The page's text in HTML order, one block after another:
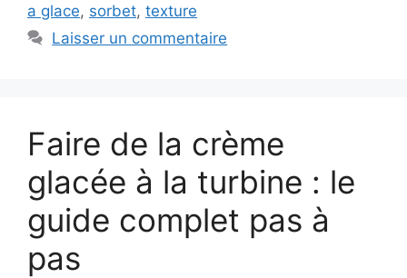
a glace, sorbet, texture
Laisser un commentaire
Faire de la crème
glacée à la turbine : le
guide complet pas à
pas